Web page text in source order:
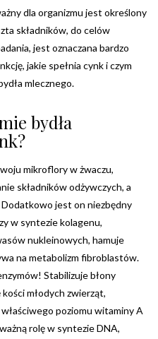
dla organizmu jest określony
składników, do celów
jest oznaczana bardzo
jakie spełnia cynk i czym
mlecznego.
bydła
mikroflory w żwaczu,
składników odżywczych, a
Dodatkowo jest on niezbędny
w syntezie kolagenu,
nukleinowych, hamuje
na metabolizm fibroblastów.
Stabilizuje błony
młodych zwierząt,
poziomu witaminy A
rolę w syntezie DNA,